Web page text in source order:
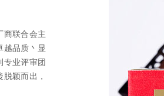
商联合会主
越品质丶显
专业评审团
颖而出，